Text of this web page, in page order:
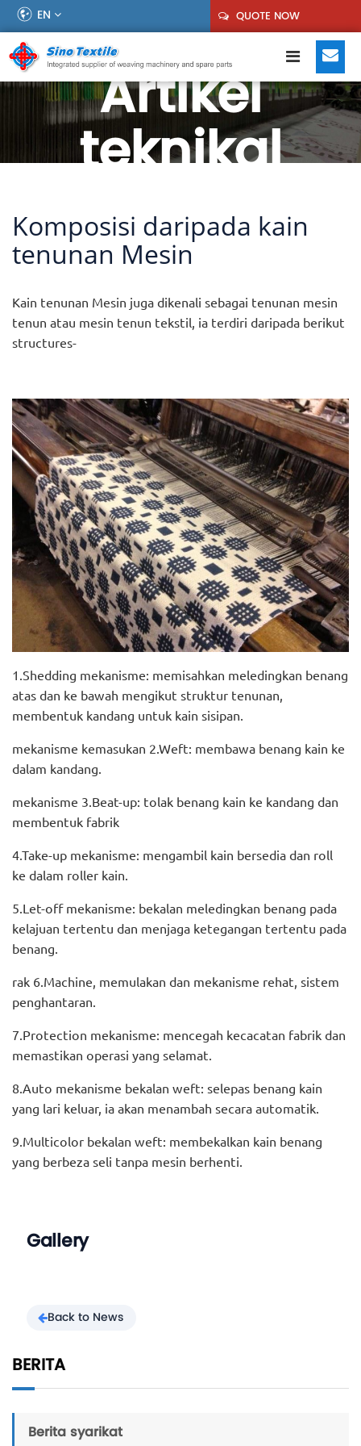
EN QUOTE NOW
Artikel
teknikal
Komposisi daripada kain
tenunan Mesin
Kain tenunan Mesin juga dikenali sebagai tenunan mesin
tenun atau mesin tenun tekstil, ia terdiri daripada berikut
structures-
1.Shedding mekanisme: memisahkan meledingkan benang
atas dan ke bawah mengikut struktur tenunan,
membentuk kandang untuk kain sisipan.
mekanisme kemasukan 2.Weft: membawa benang kain ke
dalam kandang.
mekanisme 3.Beat-up: tolak benang kain ke kandang dan
membentuk fabrik
4.Take-up mekanisme: mengambil kain bersedia dan roll
ke dalam roller kain.
5.Let-off mekanisme: bekalan meledingkan benang pada
kelajuan tertentu dan menjaga ketegangan tertentu pada
benang.
rak 6.Machine, memulakan dan mekanisme rehat, sistem
penghantaran.
7.Protection mekanisme: mencegah kecacatan fabrik dan
memastikan operasi yang selamat.
8.Auto mekanisme bekalan weft: selepas benang kain
yang lari keluar, ia akan menambah secara automatik.
9.Multicolor bekalan weft: membekalkan kain benang
yang berbeza seli tanpa mesin berhenti.
Gallery
Back to News
BERITA
Berita syarikat